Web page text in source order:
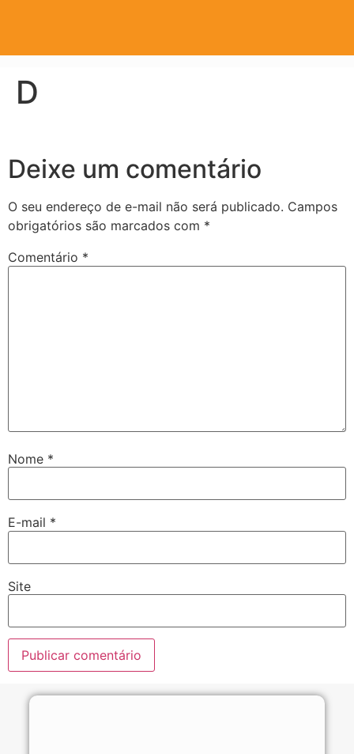
D
Deixe um comentário
O seu endereço de e-mail não será publicado. Campos
obrigatórios são marcados com *
Comentário *
Nome *
E-mail *
Site